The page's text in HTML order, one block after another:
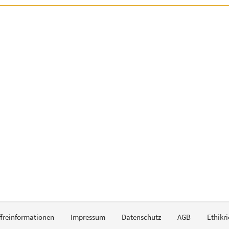
Impressum Datenschutz AGB